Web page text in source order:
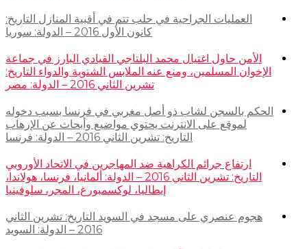
العمليات الجراحية في حلب تتم في أقبية المنازل التاريخ:
كانون الأول 2016 – الدولة: سوريا
الأمن حاول اغتيال محمد البلتاجي القيادي البارز في جماعة
الإخوان المسلمين، ومنع عنه الملابس الشتوية والدواء التاريخ:
تشرين الثاني 2016 – الدولة: مصر
الحكم بالسجن لشاب ذو أصل مغربي في فرنسا بسبب دخوله
لموقع على الانترنت يحتوي مواضيع وأبحاث عن الإرهاب
التاريخ: تشرين الثاني 2016 – الدولة: فرنسا
ارتفاع جرائم الكراهية ضد المهاجرين في الاتحاد الأوروبي
التاريخ: تشرين الثاني 2016 – الدولة: ألمانيا، فرنسا، هولاندا،
إيطاليا، لوكسمبورغ، المجر، سلوفينيا
هجوم عنصري على مسجد في السويد التاريخ: تشرين الثاني
2016 – الدولة: السويد